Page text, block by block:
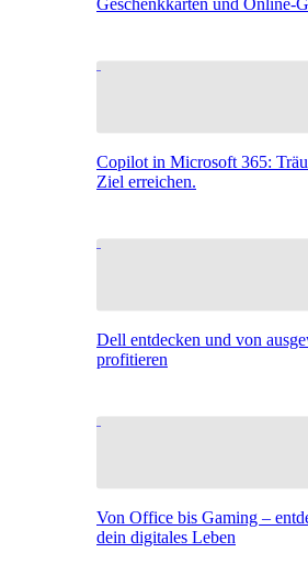
Geschenkkarten und Online-
Copilot in Microsoft 365:
Ziel erreichen.
Dell entdecken und von
profitieren
Von Office bis Gaming –
dein digitales Leben